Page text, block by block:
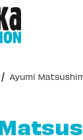
/ Ayumi